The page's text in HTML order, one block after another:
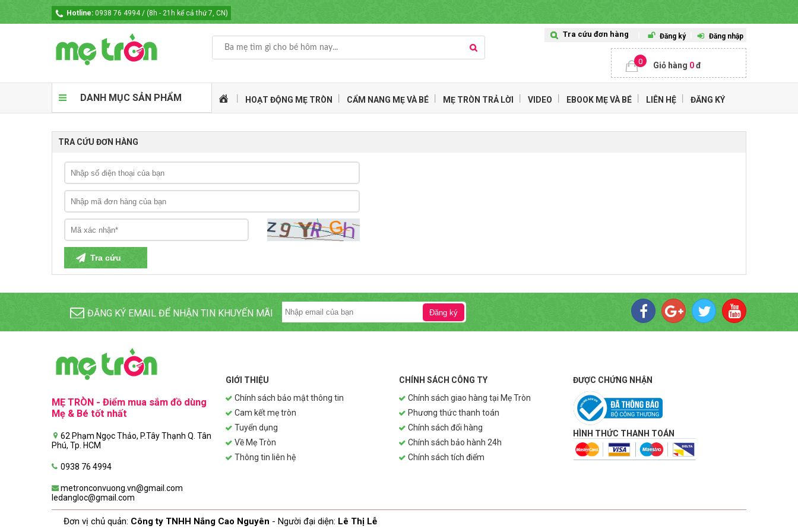
Hotline: 0938 76 4994 / (8h - 21h kể cả thứ 7, CN)
Tra cứu đơn hàng Đăng ký Đăng nhập
0 Giỏ hàng 0đ
DANH MỤC SẢN PHẨM HOẠT ĐỘNG MẸ TRÒN CẨM NANG MẸ VÀ BÉ MẸ TRÒN TRẢ LỜI VIDEO EBOOK MẸ VÀ BÉ LIÊN HỆ ĐĂNG KÝ
TRA CỨU ĐƠN HÀNG
ĐĂNG KÝ EMAIL ĐỂ NHẬN TIN KHUYẾN MÃI
MẸ TRÒN - Điểm mua sắm đồ dùng
Mẹ & Bé tốt nhất
62 Phạm Ngọc Thảo, P.Tây Thạnh Q. Tân
Phú, Tp. HCM
0938 76 4994
metronconvuong.vn@gmail.com
ledangloc@gmail.com
GIỚI THIỆU
Chính sách bảo mật thông tin
Cam kết mẹ tròn
Tuyển dụng
Về Mẹ Tròn
Thông tin liên hệ
CHÍNH SÁCH CÔNG TY
Chính sách giao hàng tại Mẹ Tròn
Phương thức thanh toán
Chính sách đổi hàng
Chính sách bảo hành 24h
Chính sách tích điểm
ĐƯỢC CHỨNG NHẬN
HÌNH THỨC THANH TOÁN
Đơn vị chủ quản: Công ty TNHH Nắng Cao Nguyên - Người đại diện: Lê Thị Lễ